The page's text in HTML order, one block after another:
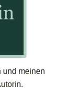
und meinen